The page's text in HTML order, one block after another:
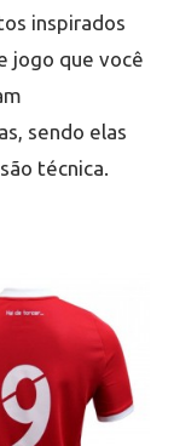
inspirados
jogo que você
sendo elas
técnica.